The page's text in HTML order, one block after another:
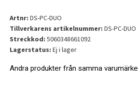
Artnr: DS-PC-DUO
Tillverkarens artikelnummer: DS-PC-DUO
Streckkod: 5060348661092
Lagerstatus: Ej i lager
Andra produkter från samma varumärke